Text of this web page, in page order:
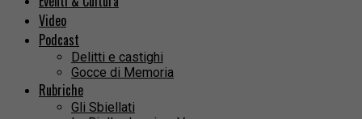
Video
Podcast
Delitti e castighi
Gocce di Memoria
Rubriche
Gli Sbiellati